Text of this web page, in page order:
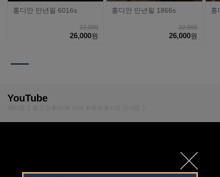
홍디안 만년필 6016s
32,000
26,000원
홍디안 만년필 1866s
32,000
26,000원
홍
YouTube